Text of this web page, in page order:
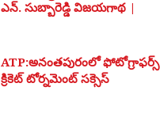
ఎన్. సుబ్బారెడ్డి విజయగాథ |
ATP:అనంతపురంలో ఫోటోగ్రాఫర్స్
క్రికెట్ టోర్నమెంట్ సక్సెస్